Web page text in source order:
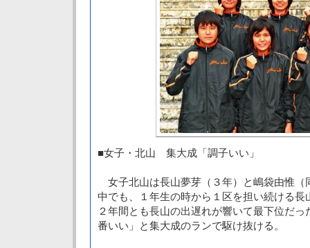
■女子・北山 集大成「調子いい」
女子北山は長山夢芽（３年）と嶋袋由惟（
中でも、１年生の時から１区を担い続ける長
２年間とも長山の出遅れが響いて最下位だ
番いい」と集大成のランで駆け抜ける。